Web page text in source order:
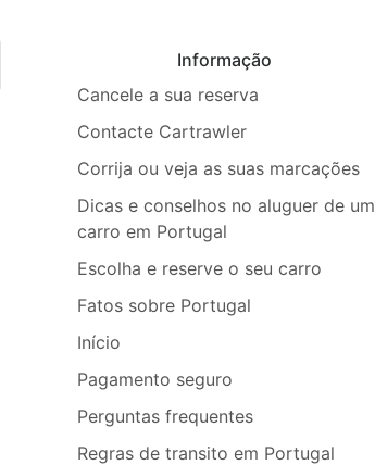
Informação
Cancele a sua reserva
Contacte Cartrawler
Corrija ou veja as suas marcações
Dicas e conselhos no aluguer de um
carro em Portugal
Escolha e reserve o seu carro
Fatos sobre Portugal
Início
Pagamento seguro
Perguntas frequentes
Regras de transito em Portugal